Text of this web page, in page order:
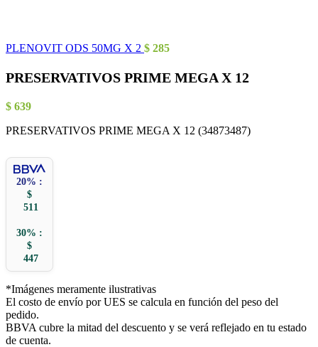
PLENOVIT ODS 50MG X 2 $ 285
PRESERVATIVOS PRIME MEGA X 12
$ 639
PRESERVATIVOS PRIME MEGA X 12 (34873487)
20% :
$
511
30% :
$
447
*Imágenes meramente ilustrativas
El costo de envío por UES se calcula en función del peso del
pedido.
BBVA cubre la mitad del descuento y se verá reflejado en tu estado
de cuenta.